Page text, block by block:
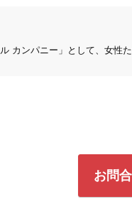
カンパニー」として、女性
お問